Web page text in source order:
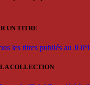
UN TITRE
les titres publiés au JOPI
COLLECTION